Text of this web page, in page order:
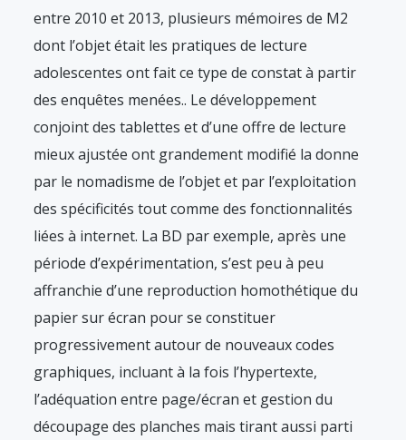
entre 2010 et 2013, plusieurs mémoires de M2
dont l’objet était les pratiques de lecture
adolescentes ont fait ce type de constat à partir
des enquêtes menées.. Le développement
conjoint des tablettes et d’une offre de lecture
mieux ajustée ont grandement modifié la donne
par le nomadisme de l’objet et par l’exploitation
des spécificités tout comme des fonctionnalités
liées à internet. La BD par exemple, après une
période d’expérimentation, s’est peu à peu
affranchie d’une reproduction homothétique du
papier sur écran pour se constituer
progressivement autour de nouveaux codes
graphiques, incluant à la fois l’hypertexte,
l’adéquation entre page/écran et gestion du
découpage des planches mais tirant aussi parti